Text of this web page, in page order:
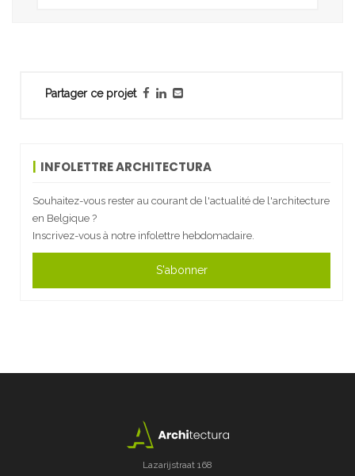
Partager ce projet
INFOLETTRE ARCHITECTURA
Souhaitez-vous rester au courant de l'actualité de l'architecture
en Belgique ?
Inscrivez-vous à notre infolettre hebdomadaire.
S'abonner
Lazarijstraat 168